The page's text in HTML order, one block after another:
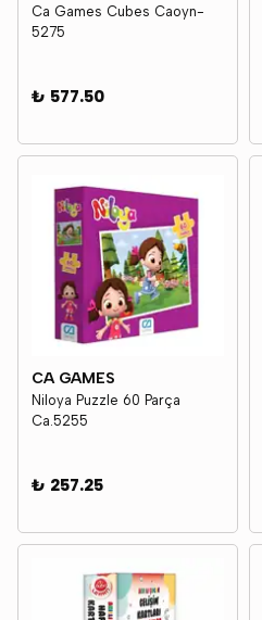
Ca Games Cubes Caoyn-
5275
₺ 577.50
CA GAMES
Niloya Puzzle 60 Parça
Ca.5255
₺ 257.25